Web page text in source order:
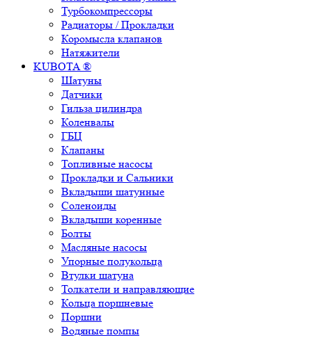
Турбокомпрессоры
Радиаторы / Прокладки
Коромысла клапанов
Натяжители
KUBOTA ®
Шатуны
Датчики
Гильза цилиндра
Коленвалы
ГБЦ
Клапаны
Топливные насосы
Прокладки и Сальники
Вкладыши шатунные
Соленоиды
Вкладыши коренные
Болты
Масляные насосы
Упорные полукольца
Втулки шатуна
Толкатели и направляющие
Кольца поршневые
Поршни
Водяные помпы